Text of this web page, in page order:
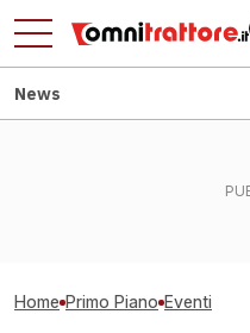
News
Home Primo Piano Eventi